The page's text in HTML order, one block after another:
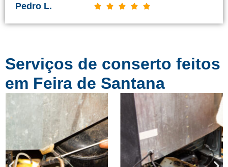
d
o
o
5
Pedro L.     C
s
f
c
a
d
o
Serviços de conserto feitos
em Feira de Santana